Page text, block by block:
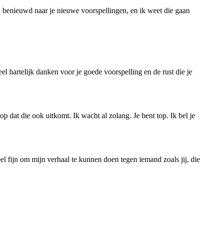
naar je nieuwe voorspellingen, en ik weet die gaan
hartelijk danken voor je goede voorspelling en de rust die je
dat die ook uitkomt. Ik wacht al zolang. Je bent top. Ik bel je
fijn om mijn verhaal te kunnen doen tegen iemand zoals jij, die